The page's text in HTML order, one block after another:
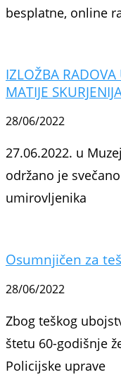
besplatne, online
IZLOŽBA RADOVA
MATIJE
28/06/2022
27.06.2022. u
održano je
umirovljenika
Osumnjičen za
28/06/2022
Zbog teškog
štetu 60-godišnje
Policijske uprave